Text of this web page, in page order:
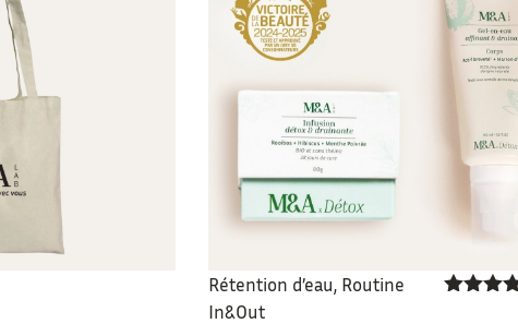
Rétention d’eau, Routine
In&Out